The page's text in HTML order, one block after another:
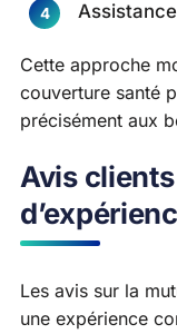
Cette approche
couverture santé
précisément aux
Avis
Les avis sur la
une expérience